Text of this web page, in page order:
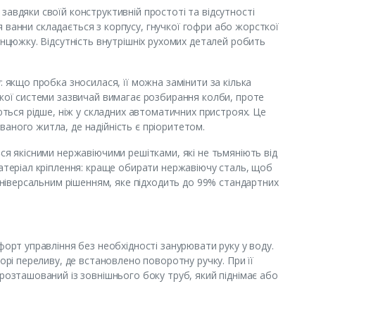
своїй конструктивній простоті та відсутності
складається з корпусу, гнучкої гофри або жорсткої
Відсутність внутрішніх рухомих деталей робить
пробка зносилася, її можна замінити за кілька
системи зазвичай вимагає розбирання колби, проте
рідше, ніж у складних автоматичних пристроях. Це
житла, де надійність є пріоритетом.
якісними нержавіючими решітками, які не тьмяніють від
кріплення: краще обирати нержавіючу сталь, щоб
рішенням, яке підходить до 99% стандартних
управління без необхідності занурювати руку у воду.
переливу, де встановлено поворотну ручку. При її
із зовнішнього боку труб, який піднімає або